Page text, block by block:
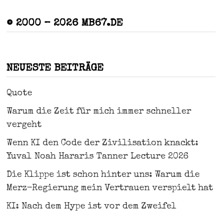
© 2000 – 2026 MB67.DE
NEUESTE BEITRÄGE
Quote
Warum die Zeit für mich immer schneller
vergeht
Wenn KI den Code der Zivilisation knackt:
Yuval Noah Hararis Tanner Lecture 2026
Die Klippe ist schon hinter uns: Warum die
Merz-Regierung mein Vertrauen verspielt hat
KI: Nach dem Hype ist vor dem Zweifel